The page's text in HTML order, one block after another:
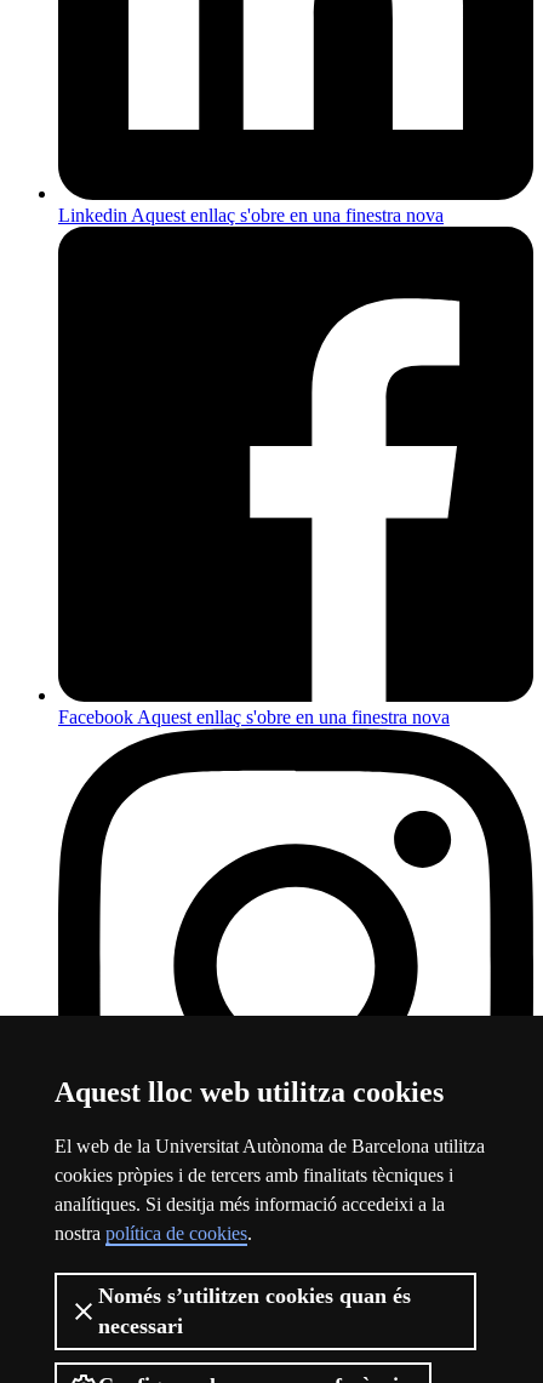
Aquest lloc web utilitza cookies
El web de la Universitat Autònoma de Barcelona utilitza
cookies pròpies i de tercers amb finalitats tècniques i
analítiques. Si desitja més informació accedeixi a la
nostra política de cookies.
Només s’utilitzen cookies quan és
necessari
Linkedin Aquest enllaç s'obre en una finestra nova
Facebook Aquest enllaç s'obre en una finestra nova
Instagram Aquest enllaç s'obre en una finestra nova
Logotip de la Universitat Autònoma de Barcelona
Avís legal
Protecció de dades